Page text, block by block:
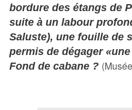
bordure des étangs de
suite à un labour
Saluste), une fouille de
permis de dégager
Fond de cabane ?